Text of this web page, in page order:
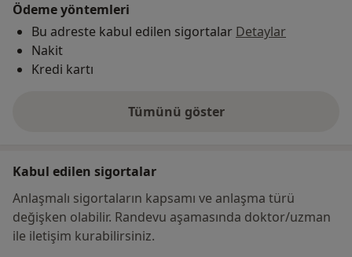
Ödeme yöntemleri
Bu adreste kabul edilen sigortalar Detaylar
Nakit
Kredi kartı
Tümünü göster
adres hakkında
Kabul edilen sigortalar
Anlaşmalı sigortaların kapsamı ve anlaşma türü
değişken olabilir. Randevu aşamasında doktor/uzman
ile iletişim kurabilirsiniz.